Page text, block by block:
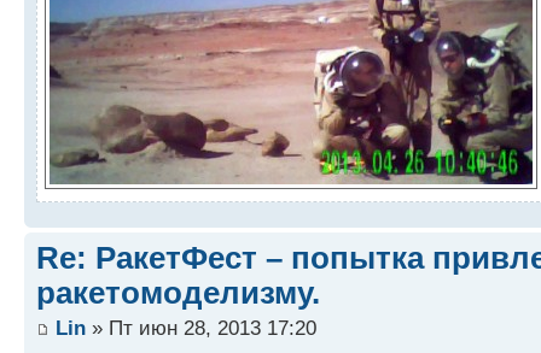
Re: РакетФест – попытка
ракетомоделизму.
Lin » Пт июн 28, 2013 17:20